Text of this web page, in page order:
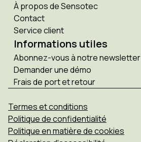
À propos de Sensotec
Contact
Service client
Informations utiles
Abonnez-vous à notre newsletter
Demander une démo
Frais de port et retour
Termes et conditions
Politique de confidentialité
Politique en matière de cookies